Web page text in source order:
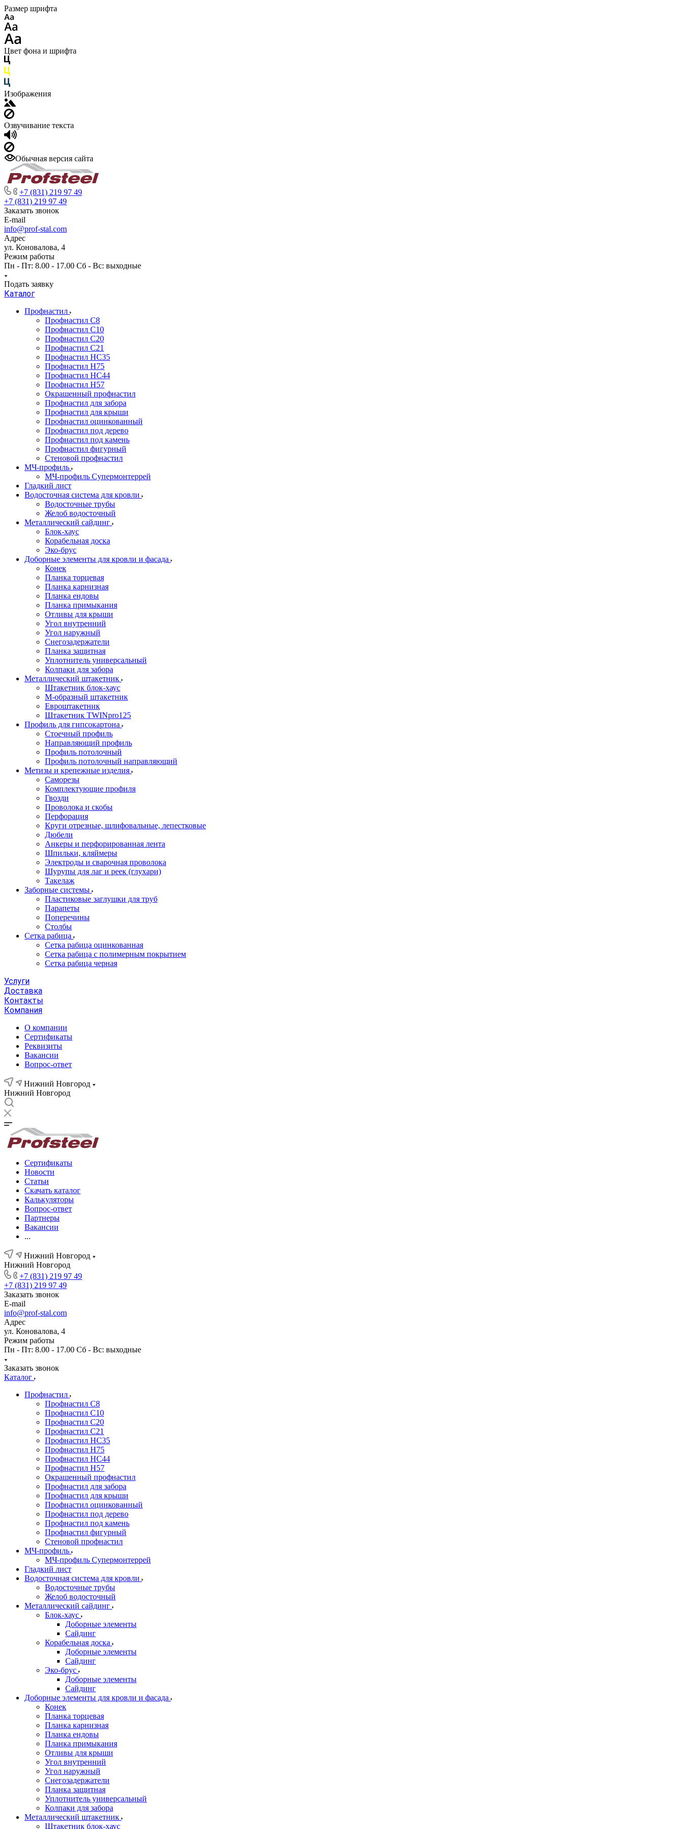
Размер шрифта
Цвет фона и шрифта
Изображения
Озвучивание текста
Обычная версия сайта
+7 (831) 219 97 49
+7 (831) 219 97 49
Заказать звонок
E-mail
info@prof-stal.com
Адрес
ул. Коновалова, 4
Режим работы
Пн - Пт: 8.00 - 17.00 Сб - Вс: выходные
Подать заявку
Каталог
Профнастил
Профнастил С8
Профнастил С10
Профнастил С20
Профнастил С21
Профнастил НС35
Профнастил Н75
Профнастил HC44
Профнастил Н57
Окрашенный профнастил
Профнастил для забора
Профнастил для крыши
Профнастил оцинкованный
Профнастил под дерево
Профнастил под камень
Профнастил фигурный
Стеновой профнастил
МЧ-профиль
МЧ-профиль Супермонтеррей
Гладкий лист
Водосточная система для кровли
Водосточные трубы
Желоб водосточный
Металлический сайдинг
Блок-хаус
Корабельная доска
Эко-брус
Доборные элементы для кровли и фасада
Конек
Планка торцевая
Планка карнизная
Планка ендовы
Планка примыкания
Отливы для крыши
Угол внутренний
Угол наружный
Снегозадержатели
Планка защитная
Уплотнитель универсальный
Колпаки для забора
Металлический штакетник
Штакетник блок-хаус
М-образный штакетник
Евроштакетник
Штакетник TWINpro125
Профиль для гипсокартона
Стоечный профиль
Направляющий профиль
Профиль потолочный
Профиль потолочный направляющий
Метизы и крепежные изделия
Саморезы
Комплектующие профиля
Гвозди
Проволока и скобы
Перфорация
Круги отрезные, шлифовальные, лепестковые
Дюбели
Анкеры и перфорированная лента
Шпильки, кляймеры
Электроды и сварочная проволока
Шурупы для лаг и реек (глухари)
Такелаж
Заборные системы
Пластиковые заглушки для труб
Парапеты
Поперечины
Столбы
Сетка рабица
Сетка рабица оцинкованная
Сетка рабица с полимерным покрытием
Сетка рабица черная
Услуги
Доставка
Контакты
Компания
О компании
Сертификаты
Реквизиты
Вакансии
Вопрос-ответ
Нижний Новгород
Нижний Новгород
Сертификаты
Новости
Статьи
Скачать каталог
Калькуляторы
Вопрос-ответ
Партнеры
Вакансии
...
Нижний Новгород
Нижний Новгород
+7 (831) 219 97 49
+7 (831) 219 97 49
Заказать звонок
E-mail
info@prof-stal.com
Адрес
ул. Коновалова, 4
Режим работы
Пн - Пт: 8.00 - 17.00 Сб - Вс: выходные
Заказать звонок
Каталог
Профнастил
Профнастил С8
Профнастил С10
Профнастил С20
Профнастил С21
Профнастил НС35
Профнастил Н75
Профнастил HC44
Профнастил Н57
Окрашенный профнастил
Профнастил для забора
Профнастил для крыши
Профнастил оцинкованный
Профнастил под дерево
Профнастил под камень
Профнастил фигурный
Стеновой профнастил
МЧ-профиль
МЧ-профиль Супермонтеррей
Гладкий лист
Водосточная система для кровли
Водосточные трубы
Желоб водосточный
Металлический сайдинг
Блок-хаус
Доборные элементы
Сайдинг
Корабельная доска
Доборные элементы
Сайдинг
Эко-брус
Доборные элементы
Сайдинг
Доборные элементы для кровли и фасада
Конек
Планка торцевая
Планка карнизная
Планка ендовы
Планка примыкания
Отливы для крыши
Угол внутренний
Угол наружный
Снегозадержатели
Планка защитная
Уплотнитель универсальный
Колпаки для забора
Металлический штакетник
Штакетник блок-хаус